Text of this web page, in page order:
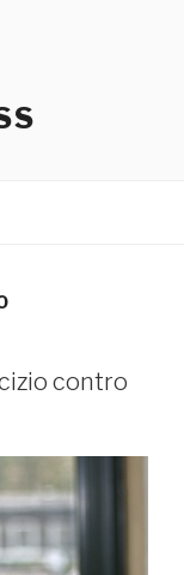
contro